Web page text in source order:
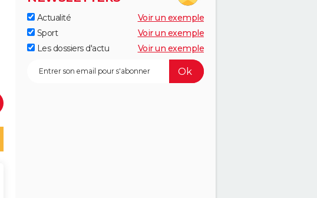
Actualité
Voir un exemple
Sport
Voir un exemple
Les dossiers d'actu
Voir un exemple